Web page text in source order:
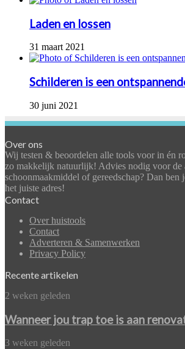
Laden en lossen
31 maart 2021
Schilderen is een
30 juni 2021
Over ons
Wij testen & beoordelen alle tools voor in én
zo makkelijk natuurlijk! Advies nodig voor de
schoonmaakmiddel of gereedschap? Dan ben
het juiste adres!
Contact
Over huistools
Contact
Adverteren & Samenwerken
Privacy Policy
Recente artikelen
Wanneer
trap
toe
is
2 weken geleden
Wanneer jou trap toe is aan
Betonvloer
3 weken geleden